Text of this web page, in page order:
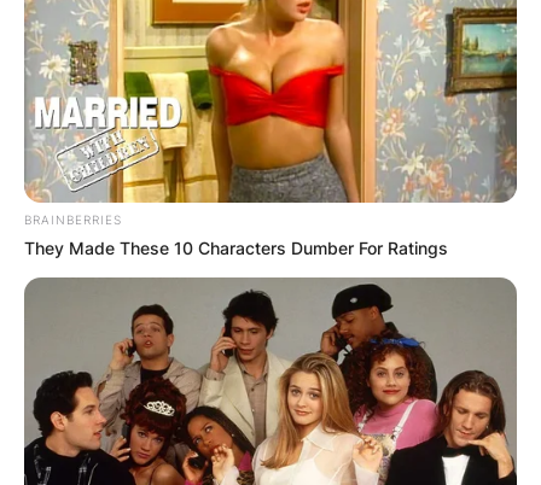
BRAINBERRIES
They Made These 10 Characters Dumber For Ratings